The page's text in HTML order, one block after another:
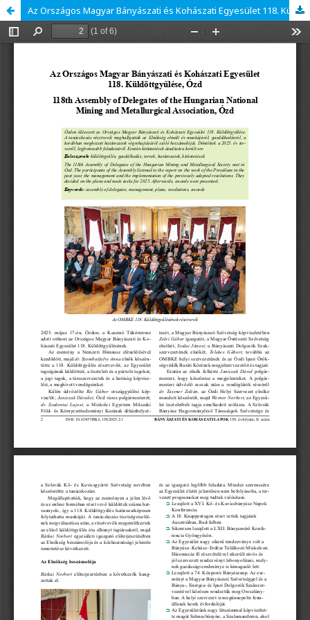
Az Országos Magyar Bányászati és Kohászati Egyesület 118. Küldöttgyűlése, Ózd